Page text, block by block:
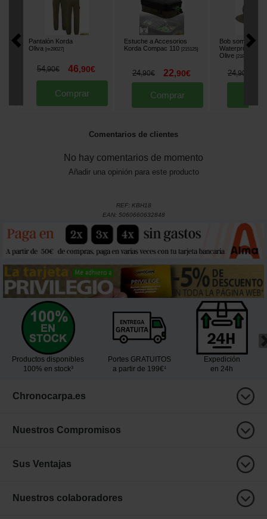
Pantalón Korda
Oliva [m28027]
54,90€ 46,90€
Comprar
Estuche a Accesorios
Korda Compac 110 [215125]
24,90€ 22,90€
Comprar
Bob sombrero
Waterproof
Olive [218678
24,90
Comentarios de clientes
No hay comentarios de momento
Añadir una opinión para este producto
REF: KBH18
EAN: 5060660632848
Productos disponibles
100% en stock³
Portes GRATUITOS
a partir de 199€¹
Expedición
en 24h
Chronocarpa.es
Nuestros Compromisos
Sus Ventajas
Nuestros colaboradores